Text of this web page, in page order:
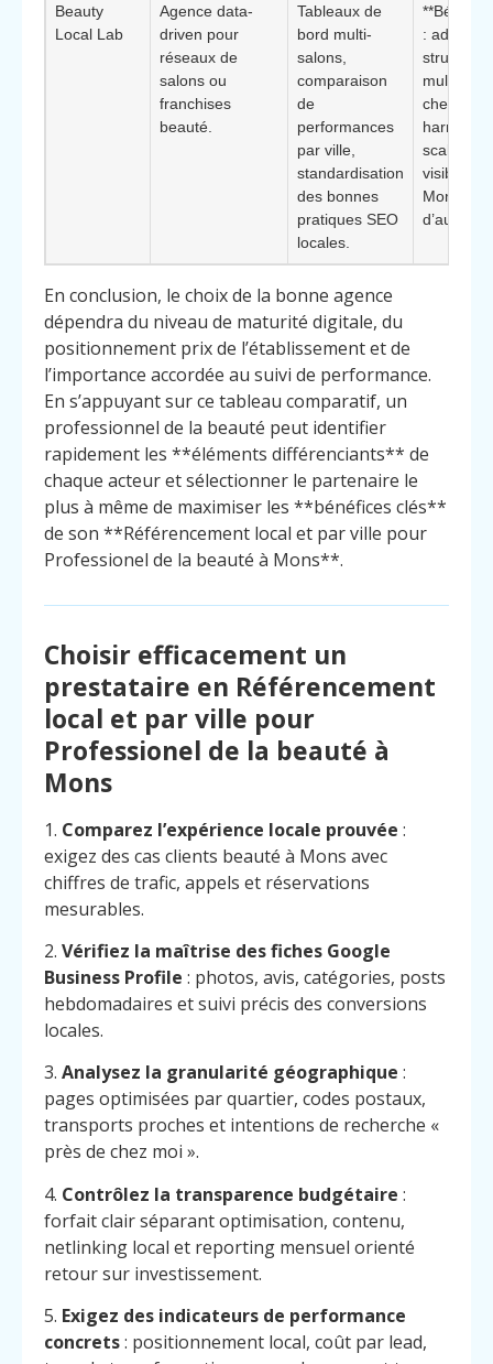
Appelez
Beauty
Local Lab
Agence data-
driven pour
réseaux de
salons ou
franchises
beauté.
Tableaux de
bord multi-
salons,
comparaison
de
performances
par ville,
standardisation
des bonnes
pratiques SEO
locales.
: adaptée
structures
multi-sites
scaler
visibilité à
Mons et
d’autres
En conclusion, le choix de la bonne agence
dépendra du niveau de maturité digitale, du
positionnement prix de l’établissement et de
l’importance accordée au suivi de performance.
En s’appuyant sur ce tableau comparatif, un
professionnel de la beauté peut identifier
rapidement les **éléments différenciants** de
chaque acteur et sélectionner le partenaire le
plus à même de maximiser les **bénéfices clés**
de son **Référencement local et par ville pour
Professionel de la beauté à Mons**.
Choisir efficacement un
prestataire en Référencement
local et par ville pour
Professionel de la beauté à
Mons
1. Comparez l’expérience locale prouvée :
exigez des cas clients beauté à Mons avec
chiffres de trafic, appels et réservations
mesurables.
2. Vérifiez la maîtrise des fiches Google
Business Profile : photos, avis, catégories, posts
hebdomadaires et suivi précis des conversions
locales.
3. Analysez la granularité géographique :
pages optimisées par quartier, codes postaux,
transports proches et intentions de recherche «
près de chez moi ».
4. Contrôlez la transparence budgétaire :
forfait clair séparant optimisation, contenu,
netlinking local et reporting mensuel orienté
retour sur investissement.
5. Exigez des indicateurs de performance
concrets: positionnement local, coût par lead,